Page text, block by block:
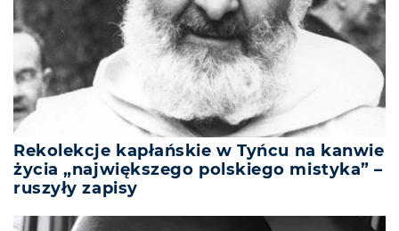
Rekolekcje kapłańskie w Tyńcu na kanwie
życia „największego polskiego mistyka” –
ruszyły zapisy